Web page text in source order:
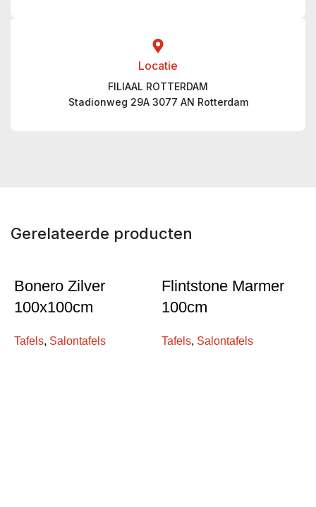
Locatie
FILIAAL ROTTERDAM
Stadionweg 29A 3077 AN Rotterdam
Gerelateerde producten
Bonero Zilver
100x100cm
Tafels, Salontafels
Flintstone Marmer
100cm
Tafels, Salontafels